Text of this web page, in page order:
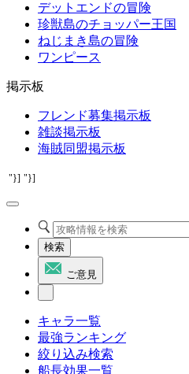
デットエンドの冒険
珍獣島のチョッパー王国
ねじまき島の冒険
ワンピース
掲示板
フレンド募集掲示板
雑談掲示板
海賊同盟掲示板
"}] "}]
検索
ご意見
キャラ一覧
最強ランキング
絞り込み検索
船長効果一覧